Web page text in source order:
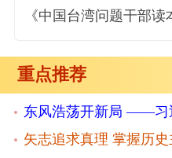
《中国台湾问题干部
重点推荐
东风浩荡开新局 ——习
矢志追求真理 掌握历